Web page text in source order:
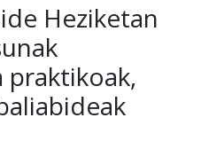
Heziketan
praktikoak,